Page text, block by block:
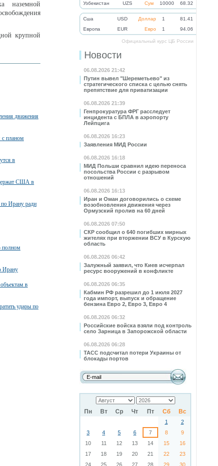
Узбекистан
UZS Сум 10000 68.32
Cша USD Доллар 1
81.41
Eвропа
EUR Евро 1 94.06
Официальный курс ЦБ России
Новости
06.08.2026 21:42
Путин вывел "Шереметьево" из
стратегического списка с целью снять
препятствие для приватизации
06.08.2026 21:39
Генпрокуратура ФРГ расследует
инцидента с БПЛА в аэропорту
Лейпцига
06.08.2026 16:23
Заявления МИД России
06.08.2026 16:18
МИД Польши сравнил идею переноса
посольства России с разрывом
отношений
06.08.2026 16:13
Иран и Оман договорились о схеме
возобновления движения через
Ормузский пролив на 60 дней
06.08.2026 07:50
СКР сообщил о 640 погибших мирных
жителях при вторжении ВСУ в Курскую
область
06.08.2026 06:42
Залужный заявил, что Киев исчерпал
ресурс вооружений в конфликте
06.08.2026 06:35
Кабмин РФ разрешил до 1 июля 2027
года импорт, выпуск и обращение
бензина Евро 2, Евро 3, Евро 4
06.08.2026 06:32
Российские войска взяли под контроль
село Зарница в Запорожской области
06.08.2026 06:28
ТАСС подсчитал потери Украины от
блокады портов
Пн Вт Ср Чт Пт Сб Вс
1
2
3
4 5 6 7 8
9
10
11 12 13 14 15
16
17
18 19 20 21 22
23
24
25 26 27 28 29 30
наземной
крупной
движения
с планом
в
США в
по Ирану ради
полном
Ирану
в
удары по